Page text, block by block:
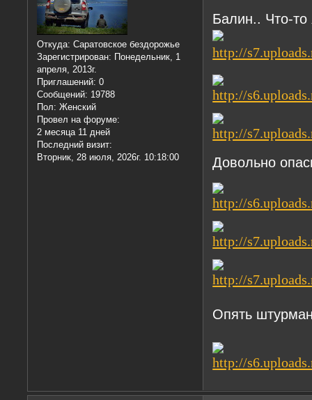
Откуда: Саратовское бездорожье
Зарегистрирован: Понедельник, 1
апреля, 2013г.
Приглашений: 0
Сообщений: 19788
Пол: Женский
Провел на форуме:
2 месяца 11 дней
Последний визит:
Вторник, 28 июля, 2026г. 10:18:00
Балин.. Что-то
Довольно
Опять